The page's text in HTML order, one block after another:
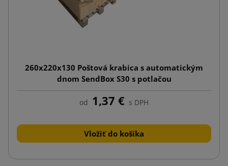
260x220x130 Poštová krabica s automatickým
dnom SendBox S30 s potlačou
od 1,37 € s DPH
Vložiť do košíka